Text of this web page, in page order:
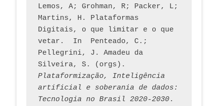
Lemos, A; Grohman, R; Packer, L;
Martins, H. Plataformas
Digitais, o que limitar e o que
vetar.  In  Penteado, C.;
Pellegrini, J. Amadeu da
Plataformização, Inteligência
artificial e soberania de dados:
Tecnologia no Brasil 2020-2030.